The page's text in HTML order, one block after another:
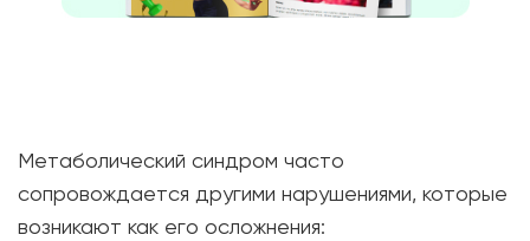
Метаболический синдром часто
сопровождается другими нарушениями, которые
возникают как его осложнения: